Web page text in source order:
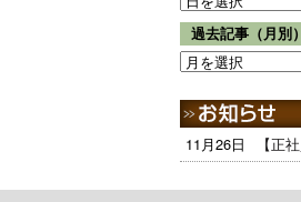
過去記事（月別）
11月26日 【正